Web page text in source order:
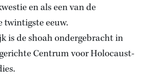
en als een van de
twintigste eeuw.
is de shoah ondergebracht in
Centrum voor Holocaust-